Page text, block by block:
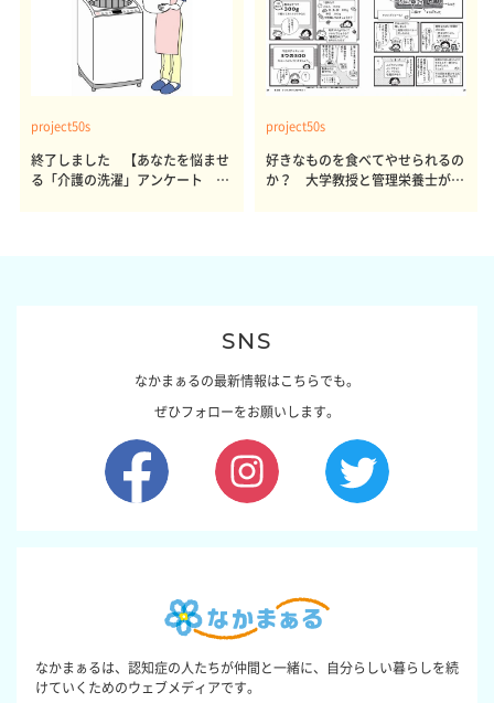
project50s
終了しました 【あなたを悩ませ
る「介護の洗濯」アンケート 体
project50s
好きなものを食べてやせられるの
か？ 大学教授と管理栄養士が出
SNS
なかまぁるの最新情報はこちらでも。
ぜひフォローをお願いします。
なかまぁるは、認知症の人たちが仲間と一緒に、自分らしい暮らしを続
けていくためのウェブメディアです。